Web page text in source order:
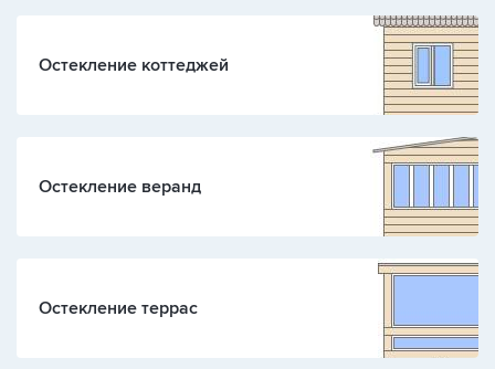
Остекление коттеджей
Остекление веранд
Остекление террас